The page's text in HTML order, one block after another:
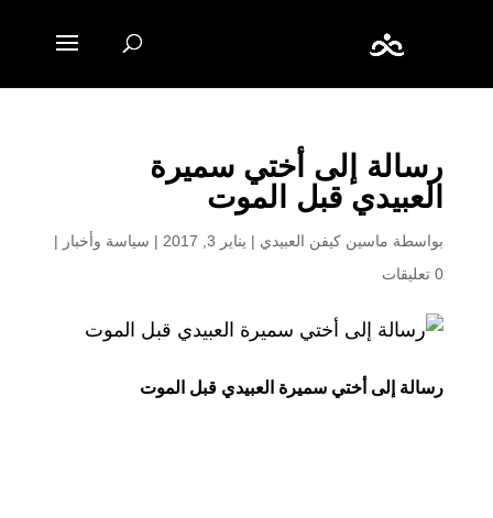
رسالة إلى أختي سميرة
العبيدي قبل الموت
بواسطة ماسين كيفن العبيدي | يناير 3, 2017 | سياسة وأخبار |
0 تعليقات
رسالة إلى أختي سميرة العبيدي قبل الموت